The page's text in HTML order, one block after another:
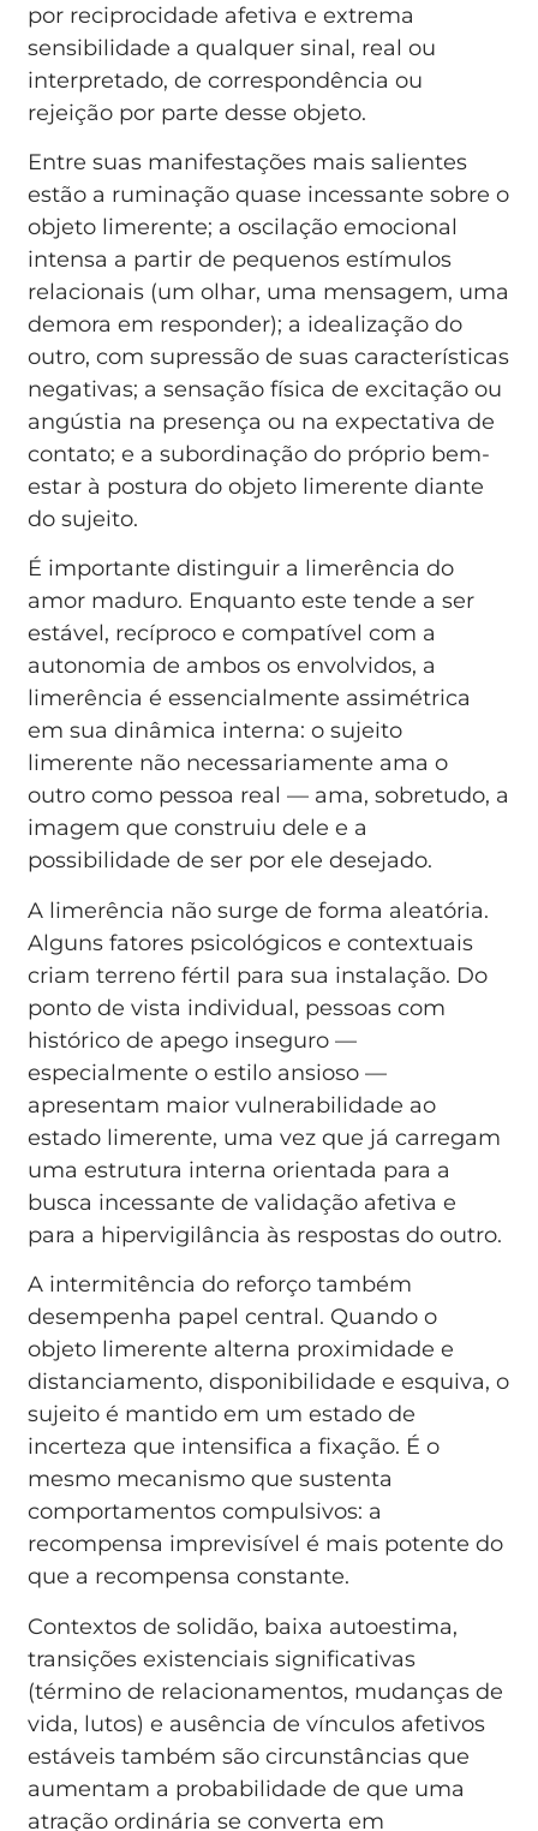
por reciprocidade afetiva e extrema
sensibilidade a qualquer sinal, real ou
interpretado, de correspondência ou
rejeição por parte desse objeto.
Entre suas manifestações mais salientes
estão a ruminação quase incessante sobre o
objeto limerente; a oscilação emocional
intensa a partir de pequenos estímulos
relacionais (um olhar, uma mensagem, uma
demora em responder); a idealização do
outro, com supressão de suas características
negativas; a sensação física de excitação ou
angústia na presença ou na expectativa de
contato; e a subordinação do próprio bem-
estar à postura do objeto limerente diante
do sujeito.
É importante distinguir a limerência do
amor maduro. Enquanto este tende a ser
estável, recíproco e compatível com a
autonomia de ambos os envolvidos, a
limerência é essencialmente assimétrica
em sua dinâmica interna: o sujeito
limerente não necessariamente ama o
outro como pessoa real — ama, sobretudo, a
imagem que construiu dele e a
possibilidade de ser por ele desejado.
A limerência não surge de forma aleatória.
Alguns fatores psicológicos e contextuais
criam terreno fértil para sua instalação. Do
ponto de vista individual, pessoas com
histórico de apego inseguro —
especialmente o estilo ansioso —
apresentam maior vulnerabilidade ao
estado limerente, uma vez que já carregam
uma estrutura interna orientada para a
busca incessante de validação afetiva e
para a hipervigilância às respostas do outro.
A intermitência do reforço também
desempenha papel central. Quando o
objeto limerente alterna proximidade e
distanciamento, disponibilidade e esquiva, o
sujeito é mantido em um estado de
incerteza que intensifica a fixação. É o
mesmo mecanismo que sustenta
comportamentos compulsivos: a
recompensa imprevisível é mais potente do
que a recompensa constante.
Contextos de solidão, baixa autoestima,
transições existenciais significativas
(término de relacionamentos, mudanças de
vida, lutos) e ausência de vínculos afetivos
estáveis também são circunstâncias que
aumentam a probabilidade de que uma
atração ordinária se converta em